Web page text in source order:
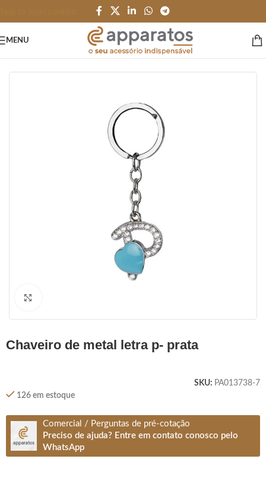
MENU
chaveiro de metal letra p- prata
SKU: PA013738-7
126 em estoque
Comercial / Perguntas de pré-cotação
Preciso de ajuda? Entre em contato conosco pelo
WhatsApp